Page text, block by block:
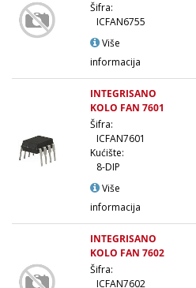
Šifra:
ICFAN6755
Više
informacija
INTEGRISANO
KOLO FAN 7601
Šifra:
ICFAN7601
Kućište:
8-DIP
Više
informacija
INTEGRISANO
KOLO FAN 7602
Šifra:
ICFAN7602